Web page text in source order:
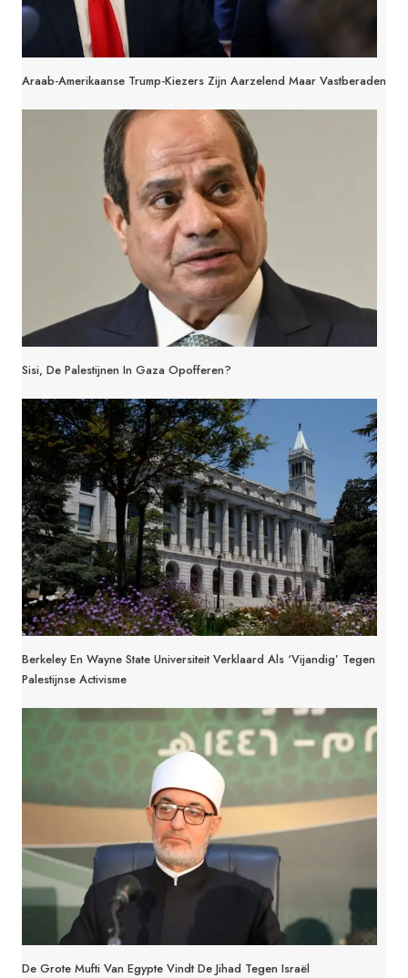
Araab-Amerikaanse Trump-Kiezers Zijn Aarzelend Maar Vastberaden
Sisi, De Palestijnen In Gaza Opofferen?
Berkeley En Wayne State Universiteit Verklaard Als ‘vijandig’ Tegen
Palestijnse Activisme
De Grote Mufti Van Egypte Vindt De Jihad Tegen Israël